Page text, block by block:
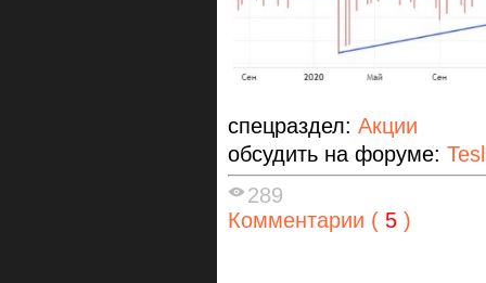
спецраздел: Акции
обсудить на форуме:
289
Комментарии ( 5 )